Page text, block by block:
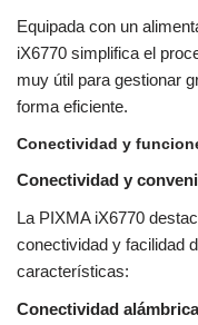
Equipada con un
iX6770 simplifica el
muy útil para gestionar
forma eficiente.
Conectividad y
Conectividad y
La PIXMA iX6770
conectividad y facilidad
características:
Conectividad